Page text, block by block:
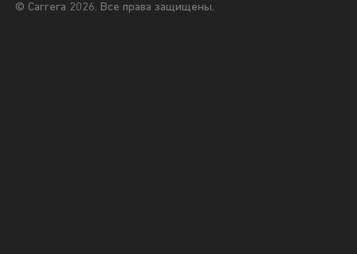
© Carrera 2026. Все права защищены.